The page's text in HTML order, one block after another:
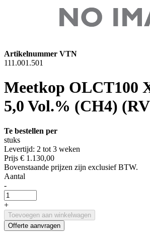
Artikelnummer VTN
111.001.501
Meetkop OLCT100
5,0 Vol.% (CH4)
Te bestellen per
stuks
Levertijd: 2 tot 3 weken
Prijs € 1.130,00
Bovenstaande prijzen zijn exclusief BTW.
Aantal
-
+
Toevoegen aan winkelwagen
Offerte aanvragen